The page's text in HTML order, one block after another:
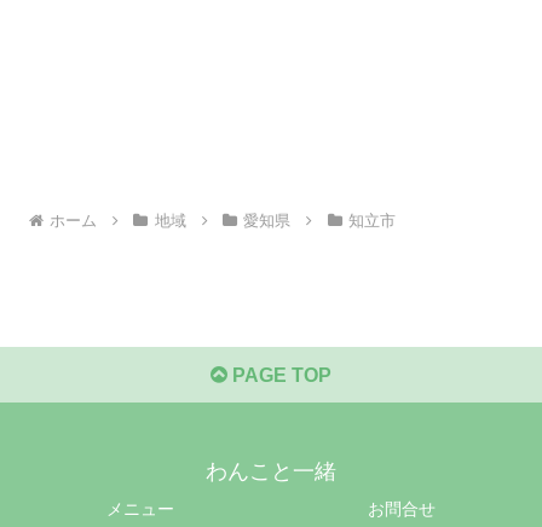
ホーム 地域 愛知県 知立市
PAGE TOP
わんこと一緒
メニュー お問合せ